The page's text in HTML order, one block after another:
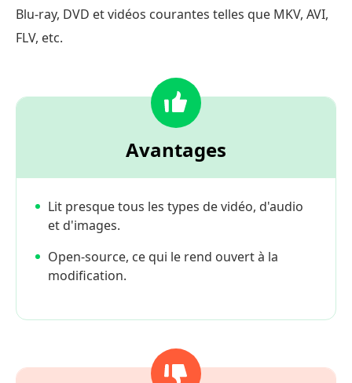
Blu-ray, DVD et vidéos courantes telles que MKV, AVI,
FLV, etc.
Avantages
Lit presque tous les types de vidéo, d'audio
et d'images.
Open-source, ce qui le rend ouvert à la
modification.